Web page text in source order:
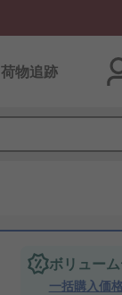
荷物追跡
ボリュー
一括購入価